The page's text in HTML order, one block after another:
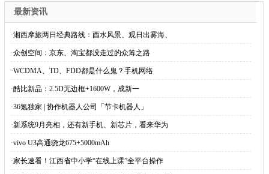
最新资讯
·湘西摩旅两日经典路线：酉水风景、观日出雾海、
·众创空间：京东、淘宝都没走过的众筹之路
·WCDMA、TD、FDD都是什么鬼？手机网络
·酷比新品：2.5D无边框+1600W，成新一
·36氪独家 | 协作机器人公司「节卡机器人」
·新系统9月亮相，还有新手机、新芯片，看来华为
·vivo U3高通骁龙675+5000mAh
·家长速看！江西省中小学“在线上课”全平台操作